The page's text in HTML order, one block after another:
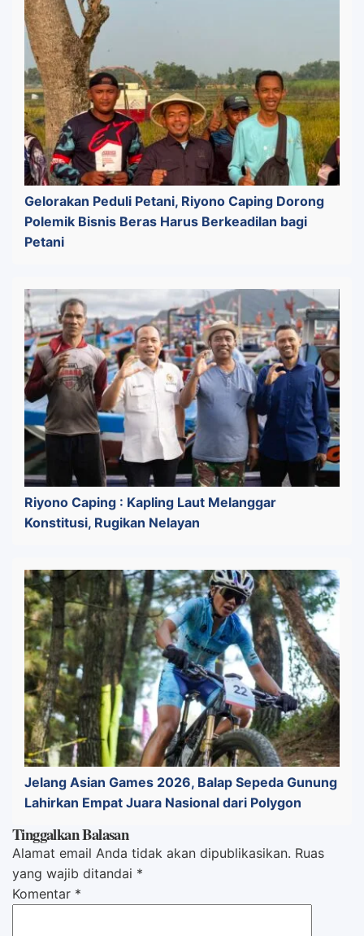
Gelorakan Peduli Petani, Riyono Caping Dorong
Polemik Bisnis Beras Harus Berkeadilan bagi
Petani
Riyono Caping : Kapling Laut Melanggar
Konstitusi, Rugikan Nelayan
Jelang Asian Games 2026, Balap Sepeda Gunung
Lahirkan Empat Juara Nasional dari Polygon
Tinggalkan Balasan
Alamat email Anda tidak akan dipublikasikan. Ruas
yang wajib ditandai *
Komentar *